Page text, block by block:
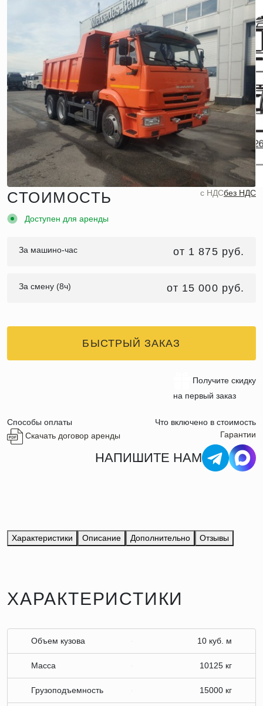
СТОИМОСТЬ c НДСбез НДС
Доступен для аренды
За машино-час от 1 875 руб.
За смену (8ч) от 15 000 руб.
БЫСТРЫЙ ЗАКАЗ
Получите скидку
на первый заказ
Способы оплаты
Что включено в стоимость
Скачать договор аренды
Гарантии
НАПИШИТЕ НАМ
Характеристики Описание Дополнительно Отзывы
ХАРАКТЕРИСТИКИ
Объем кузова 10 куб. м
Масса 10125 кг
Грузоподъемность 15000 кг